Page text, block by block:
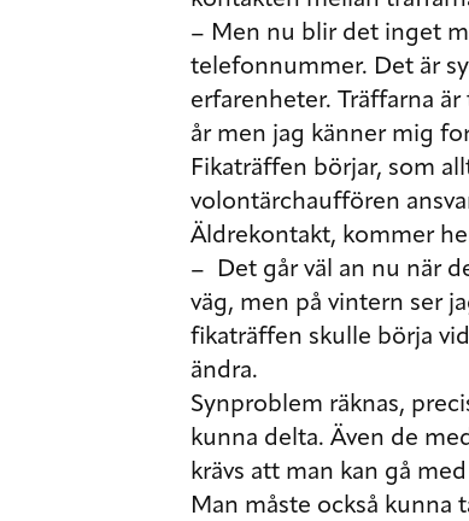
– Men nu blir det inget
telefonnummer. Det är
erfarenheter. Träffarna
år men jag känner mig
Fikaträffen börjar, som
volontärchauffören
Äldrekontakt, kommer
– Det går väl an nu när
väg, men på vintern ser
fikaträffen skulle börja
ändra.
Synproblem räknas,
kunna delta. Även de
krävs att man kan gå
Man måste också kunna